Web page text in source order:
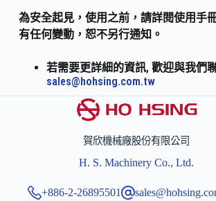
為安全起見，使用之前，請詳閱使用手
有任何變動，恕不另行通知。
若需要更詳細的資訊, 歡迎與我們
sales@hohsing.com.tw
賀欣機械廠股份有限公司
H. S. Machinery Co., Ltd.
+886-2-26895501